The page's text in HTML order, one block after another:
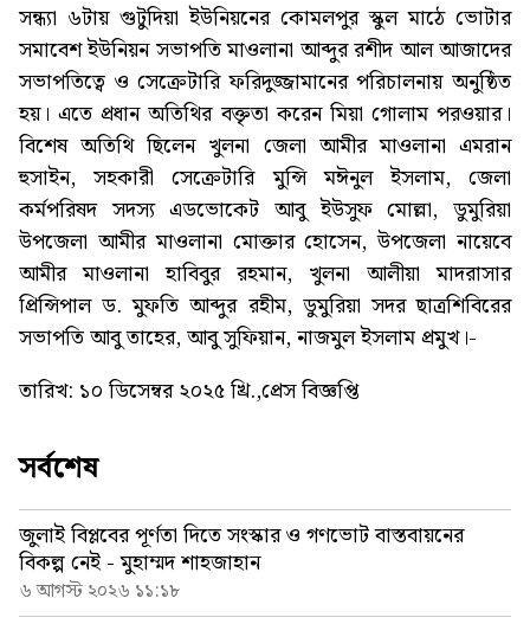
সন্ধ্যা ৬টায় গুটুদিয়া ইউনিয়নের কোমলপুর স্কুল মাঠে ভোটার
সমাবেশ ইউনিয়ন সভাপতি মাওলানা আব্দুর রশীদ আল আজাদের
সভাপতিত্বে ও সেক্রেটারি ফরিদুজ্জামানের পরিচালনায় অনুষ্ঠিত
হয়। এতে প্রধান অতিথির বক্তৃতা করেন মিয়া গোলাম পরওয়ার।
বিশেষ অতিথি ছিলেন খুলনা জেলা আমীর মাওলানা এমরান
হুসাইন, সহকারী সেক্রেটারি মুন্সি মঈনুল ইসলাম, জেলা
কর্মপরিষদ সদস্য এডভোকেট আবু ইউসুফ মোল্লা, ডুমুরিয়া
উপজেলা আমীর মাওলানা মোক্তার হোসেন, উপজেলা নায়েবে
আমীর মাওলানা হাবিবুর রহমান, খুলনা আলীয়া মাদরাসার
প্রিন্সিপাল ড. মুফতি আব্দুর রহীম, ডুমুরিয়া সদর ছাত্রশিবিরের
সভাপতি আবু তাহের, আবু সুফিয়ান, নাজমুল ইসলাম প্রমুখ।-
তারিখ: ১০ ডিসেম্বর ২০২৫ খ্রি.,প্রেস বিজ্ঞপ্তি
সর্বশেষ
জুলাই বিপ্লবের পূর্ণতা দিতে সংস্কার ও গণভোট বাস্তবায়নের
বিকল্প নেই - মুহাম্মদ শাহজাহান
৬ আগস্ট ২০২৬ ১১:১৮